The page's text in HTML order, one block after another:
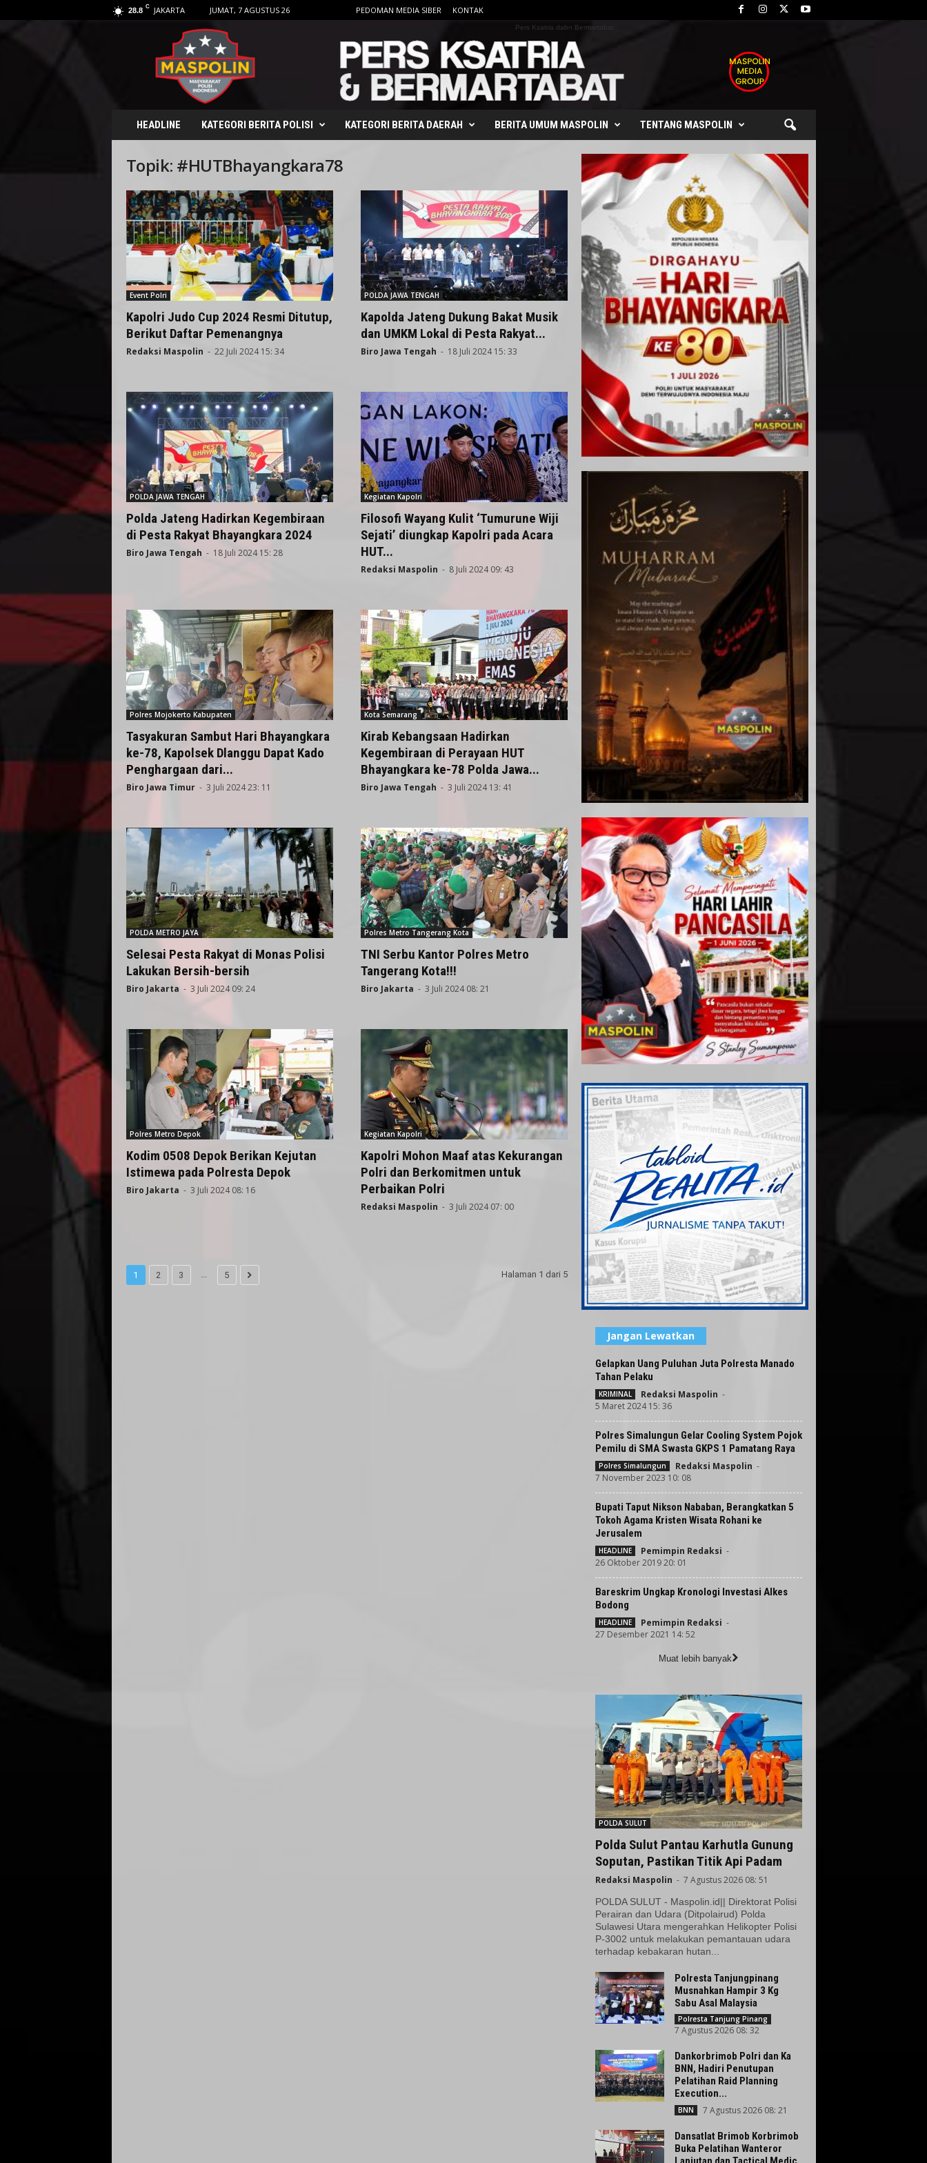
28.8 C JAKARTA JUMAT, 7 AGUSTUS 26 PEDOMAN MEDIA SIBER KONTAK
Pers Ksatria dabn Bermartabat
HEADLINE KATEGORI BERITA POLISI KATEGORI BERITA DAERAH BERITA UMUM MASPOLIN TENTANG MASPOLIN
Topik: #HUTBhayangkara78
Event Polri
Kapolri Judo Cup 2024 Resmi Ditutup,
Berikut Daftar Pemenangnya
Redaksi Maspolin - 22 Juli 2024 15: 34
POLDA JAWA TENGAH
Kapolda Jateng Dukung Bakat Musik
dan UMKM Lokal di Pesta Rakyat...
Biro Jawa Tengah - 18 Juli 2024 15: 33
POLDA JAWA TENGAH
Polda Jateng Hadirkan Kegembiraan
di Pesta Rakyat Bhayangkara 2024
Biro Jawa Tengah - 18 Juli 2024 15: 28
Kegiatan Kapolri
Filosofi Wayang Kulit ‘Tumurune Wiji
Sejati’ diungkap Kapolri pada Acara
HUT...
Redaksi Maspolin - 8 Juli 2024 09: 43
Polres Mojokerto Kabupaten
Tasyakuran Sambut Hari Bhayangkara
ke-78, Kapolsek Dlanggu Dapat Kado
Penghargaan dari...
Biro Jawa Timur - 3 Juli 2024 23: 11
Kota Semarang
Kirab Kebangsaan Hadirkan
Kegembiraan di Perayaan HUT
Bhayangkara ke-78 Polda Jawa...
Biro Jawa Tengah - 3 Juli 2024 13: 41
POLDA METRO JAYA
Selesai Pesta Rakyat di Monas Polisi
Lakukan Bersih-bersih
Biro Jakarta - 3 Juli 2024 09: 24
Polres Metro Tangerang Kota
TNI Serbu Kantor Polres Metro
Tangerang Kota!!!
Biro Jakarta - 3 Juli 2024 08: 21
Polres Metro Depok
Kodim 0508 Depok Berikan Kejutan
Istimewa pada Polresta Depok
Biro Jakarta - 3 Juli 2024 08: 16
Kegiatan Kapolri
Kapolri Mohon Maaf atas Kekurangan
Polri dan Berkomitmen untuk
Perbaikan Polri
Redaksi Maspolin - 3 Juli 2024 07: 00
1 2 3 ... 5 Halaman 1 dari 5
Jangan Lewatkan
Gelapkan Uang Puluhan Juta Polresta Manado
Tahan Pelaku
KRIMINAL Redaksi Maspolin -
5 Maret 2024 15: 36
Polres Simalungun Gelar Cooling System Pojok
Pemilu di SMA Swasta GKPS 1 Pamatang Raya
Polres Simalungun Redaksi Maspolin -
7 November 2023 10: 08
Bupati Taput Nikson Nababan, Berangkatkan 5
Tokoh Agama Kristen Wisata Rohani ke
Jerusalem
HEADLINE Pemimpin Redaksi -
26 Oktober 2019 20: 01
Bareskrim Ungkap Kronologi Investasi Alkes
Bodong
HEADLINE Pemimpin Redaksi -
27 Desember 2021 14: 52
Muat lebih banyak
POLDA SULUT
Polda Sulut Pantau Karhutla Gunung
Soputan, Pastikan Titik Api Padam
Redaksi Maspolin - 7 Agustus 2026 08: 51
POLDA SULUT - Maspolin.id|| Direktorat Polisi
Perairan dan Udara (Ditpolairud) Polda
Sulawesi Utara mengerahkan Helikopter Polisi
P-3002 untuk melakukan pemantauan udara
terhadap kebakaran hutan...
Polresta Tanjungpinang
Musnahkan Hampir 3 Kg
Sabu Asal Malaysia
Polresta Tanjung Pinang
7 Agustus 2026 08: 32
Dankorbrimob Polri dan Ka
BNN, Hadiri Penutupan
Pelatihan Raid Planning
Execution...
BNN 7 Agustus 2026 08: 21
Dansatlat Brimob Korbrimob
Buka Pelatihan Wanteror